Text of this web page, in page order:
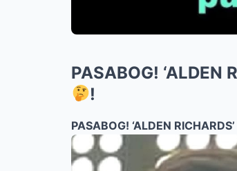
PASABOG! ‘ALDEN
!
PASABOG! ‘ALDEN